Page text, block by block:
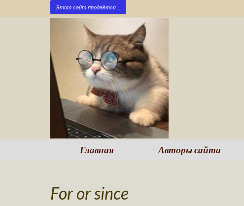
Этот сайт продаётся...
Главная Авторы сайта
For or since